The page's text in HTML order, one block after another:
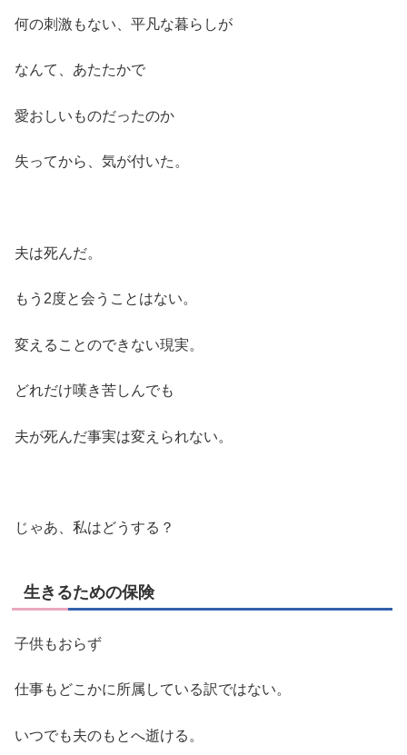
何の刺激もない、平凡な暮らしが
なんて、あたたかで
愛おしいものだったのか
失ってから、気が付いた。
夫は死んだ。
もう2度と会うことはない。
変えることのできない現実。
どれだけ嘆き苦しんでも
夫が死んだ事実は変えられない。
じゃあ、私はどうする？
生きるための保険
子供もおらず
仕事もどこかに所属している訳ではない。
いつでも夫のもとへ逝ける。